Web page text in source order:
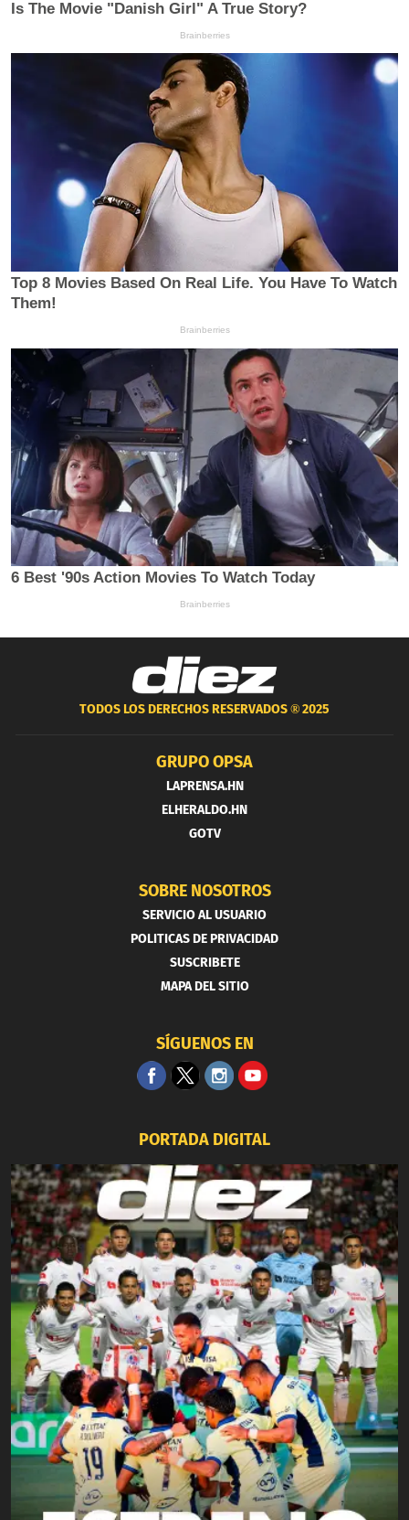
TODOS LOS DERECHOS RESERVADOS ®2025
GRUPO OPSA
LAPRENSA.HN
ELHERALDO.HN
GOTV
SOBRE NOSOTROS
SERVICIO AL USUARIO
POLITICAS DE PRIVACIDAD
SUSCRIBETE
MAPA DEL SITIO
SÍGUENOS EN
PORTADA DIGITAL